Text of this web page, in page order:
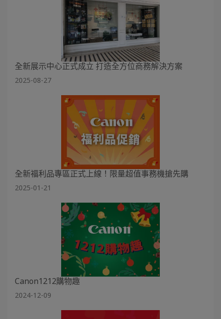
全新展示中心正式成立 打造全方位商務解決方案
2025-08-27
全新福利品專區正式上線！限量超值事務機搶先購
2025-01-21
Canon1212購物趣
2024-12-09